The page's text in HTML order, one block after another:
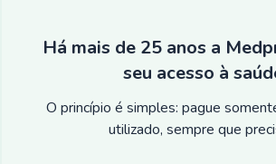
Há mais de 25 anos a
seu acesso à
O princípio é simples: pague
utilizado, sempre que